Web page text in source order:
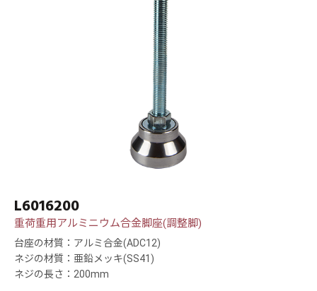
L6016200
重荷重用アルミニウム合金脚座(調整脚)
台座の材質：アルミ合金(ADC12)
ネジの材質：亜鉛メッキ(SS41)
ネジの長さ：200mm